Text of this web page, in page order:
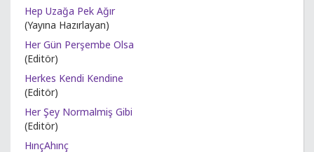
Hep Uzağa Pek Ağır
(Yayına Hazırlayan)
Her Gün Perşembe Olsa
(Editör)
Herkes Kendi Kendine
(Editör)
Her Şey Normalmiş Gibi
(Editör)
HınçAhınç